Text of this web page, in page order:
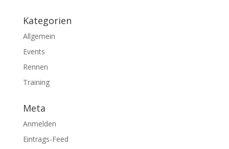
Kategorien
Allgemein
Events
Rennen
Training
Meta
Anmelden
Eintrags-Feed